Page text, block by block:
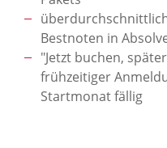
Bestnoten in
"Jetzt buchen,
frühzeitiger
Startmonat fällig